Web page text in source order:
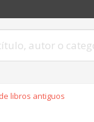
libros antiguos